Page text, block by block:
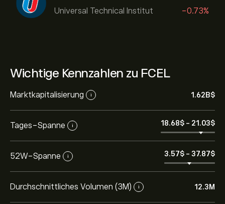
Universal Technical Institut
-0.73%
Wichtige Kennzahlen zu FCEL
Marktkapitalisierung i 1.62B‎$‎
Tages-Spanne i 18.68‎$‎ - 21.03‎$‎
52W-Spanne i 3.57‎$‎ - 37.87‎$‎
Durchschnittliches Volumen (3M) i 12.3M